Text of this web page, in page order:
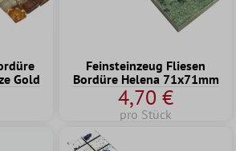
Gold
Feinsteinzeug Fliesen
Bordüre Helena 71x71mm
4,70 €
pro Stück